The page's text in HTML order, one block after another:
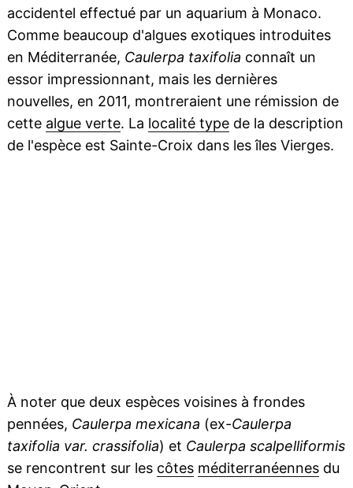
accidentel effectué par un aquarium à Monaco.
Comme beaucoup d'algues exotiques introduites
en Méditerranée, Caulerpa taxifolia connaît un
essor impressionnant, mais les dernières
nouvelles, en 2011, montreraient une rémission de
cette algue verte. La localité typede la description
de l'espèce est Sainte-Croix dans les îles Vierges.
À noter que deux espèces voisines à frondes
pennées, Caulerpa mexicana (ex-Caulerpa
taxifolia var. crassifolia) et Caulerpa scalpelliformis
se rencontrent sur les côtes méditerranéennesdu